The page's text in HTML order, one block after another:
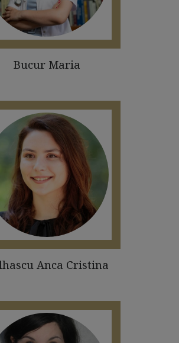
Bucur Maria
Anca Cristina